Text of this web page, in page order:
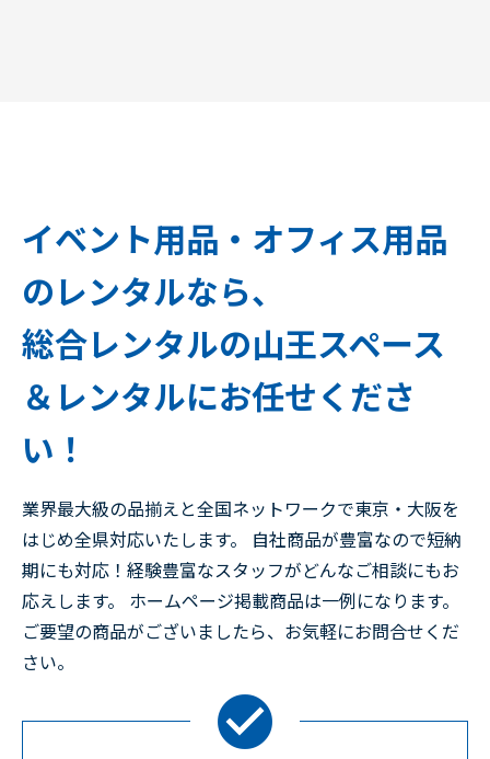
イベント用品・オフィス用品
のレンタルなら、
総合レンタルの山王スペース
＆レンタルにお任せくださ
い！
業界最大級の品揃えと全国ネットワークで東京・大阪を
はじめ全県対応いたします。 自社商品が豊富なので短納
期にも対応！経験豊富なスタッフがどんなご相談にもお
応えします。 ホームページ掲載商品は一例になります。
ご要望の商品がございましたら、お気軽にお問合せくだ
さい。